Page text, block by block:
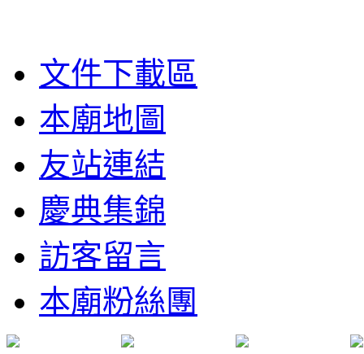
文件下載區
本廟地圖
友站連結
慶典集錦
訪客留言
本廟粉絲團